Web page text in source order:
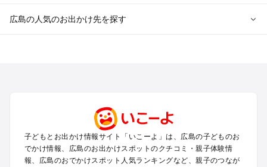
広島の人気のお出かけ先を探す
三次・庄原・三段峡・世羅・芸北のプールお出かけ
広島の定番お出かけスポット
広島の遊園地
子どもとお出かけ情報サイト「いこーよ」は、広島の子どものお
でかけ情報、広島のお出かけスポットのクチコミ・親子体験情
報、広島のおでかけスポット人気ランキングなど、親子のつなが